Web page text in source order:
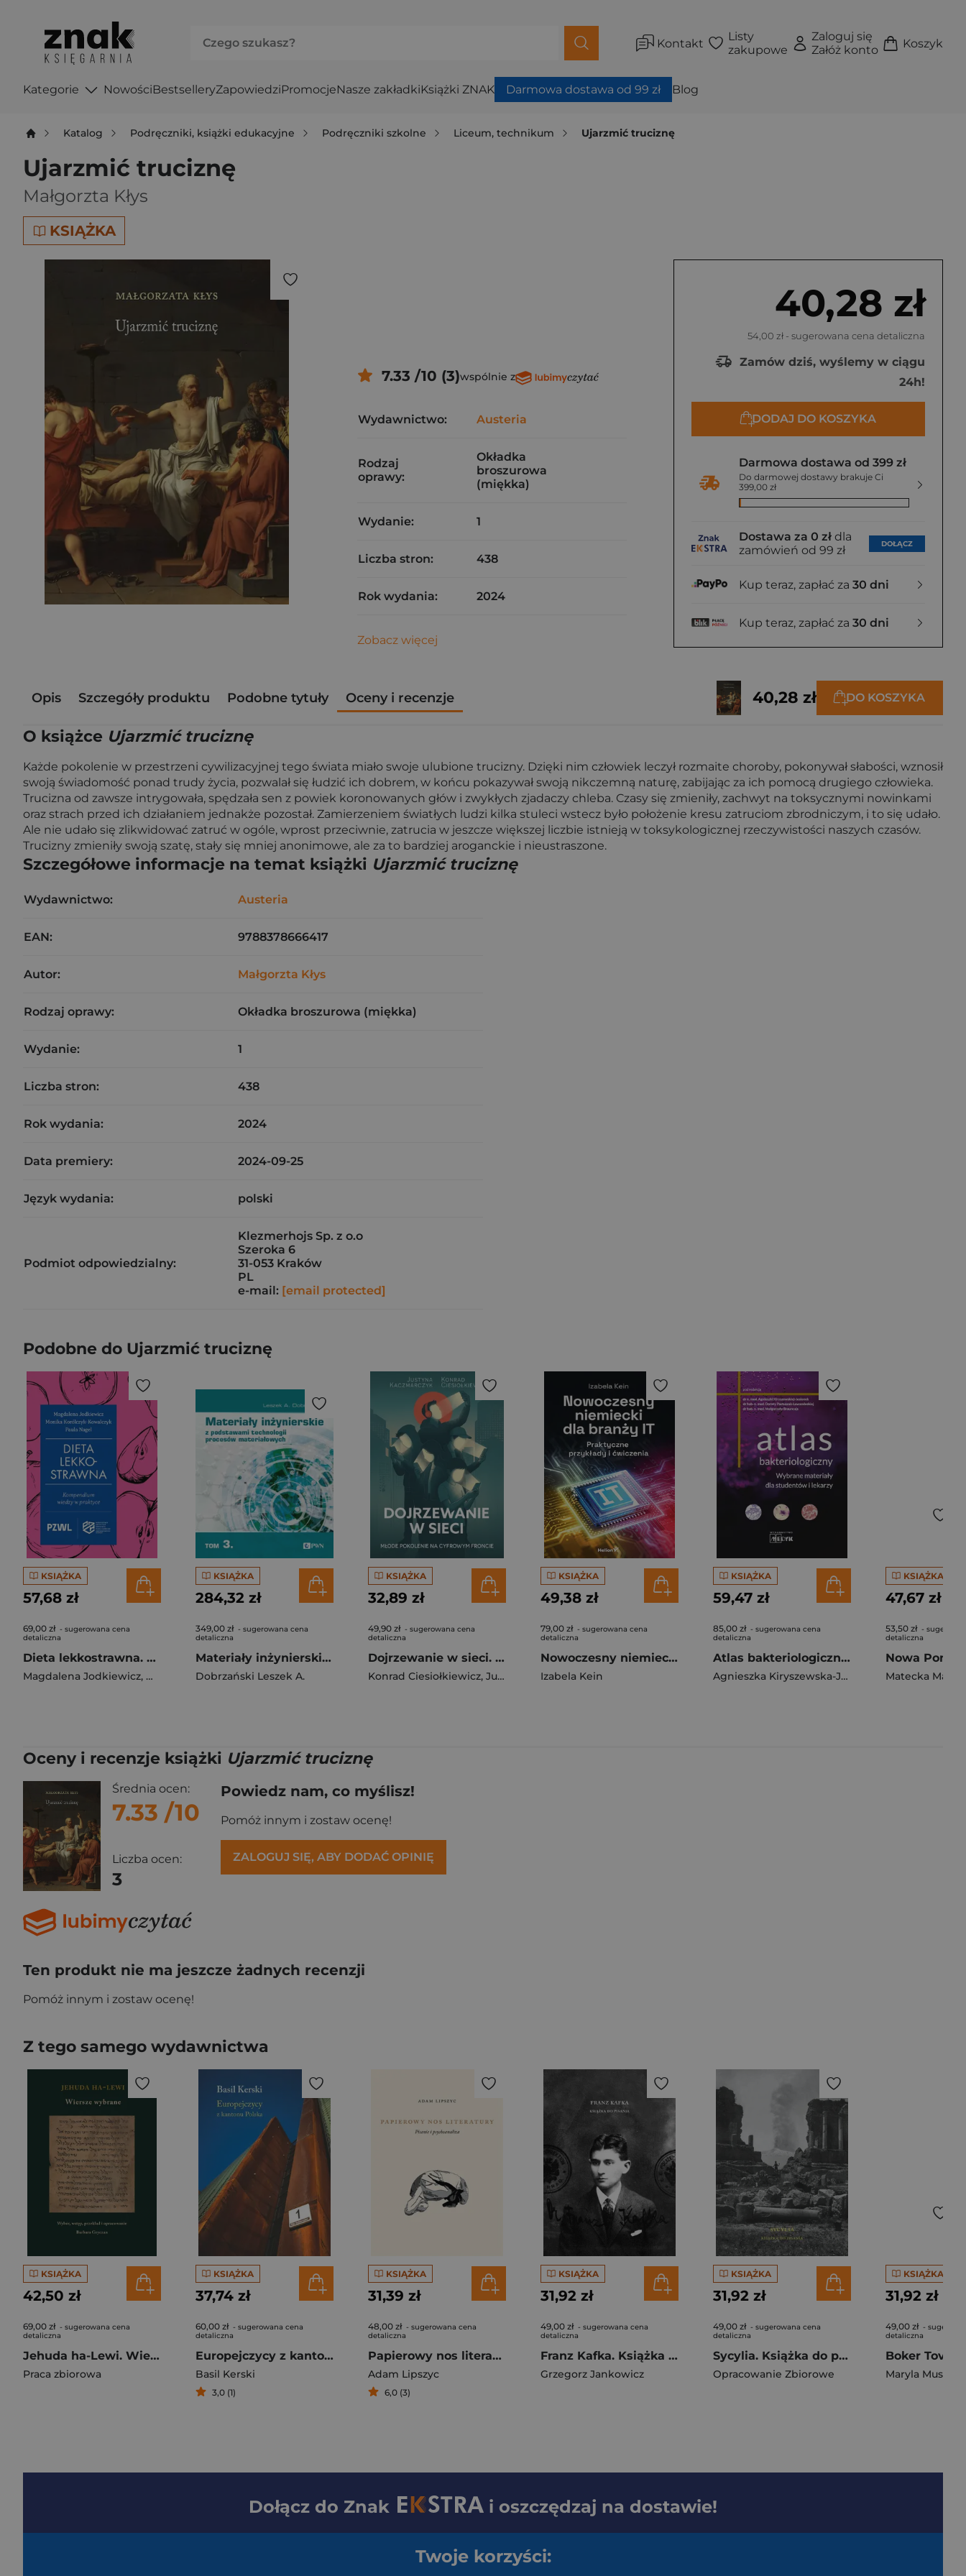
Kontakt
Listy
zakupowe
Zaloguj się
Załóż konto
Koszyk
Kategorie NowościBestselleryZapowiedziPromocjeNasze zakładkiKsiążki ZNAK Darmowa dostawa od 99 zł Blog
Katalog Podręczniki, książki edukacyjne Podręczniki szkolne Liceum, technikum Ujarzmić truciznę
Ujarzmić truciznę
Małgorzta Kłys
KSIĄŻKA
40,28 zł
54,00 zł - sugerowana cena detaliczna
Zamów dziś, wyślemy w ciągu
24h!
DODAJ DO KOSZYKA
Darmowa dostawa od 399 zł
Do darmowej dostawy brakuje Ci
399,00 zł
Dostawa za 0 zł dla
zamówień od 99 zł
DOŁĄCZ
Kup teraz, zapłać za 30 dni
Kup teraz, zapłać za 30 dni
7.33 /10 (3)wspólnie z
Wydawnictwo: Austeria
Rodzaj
oprawy:
Okładka
broszurowa
(miękka)
Wydanie: 1
Liczba stron: 438
Rok wydania: 2024
Zobacz więcej
Opis Szczegóły produktu Podobne tytuły Oceny i recenzje 40,28 zł DO KOSZYKA
O książce Ujarzmić truciznę
Każde pokolenie w przestrzeni cywilizacyjnej tego świata miało swoje ulubione trucizny. Dzięki nim człowiek leczył rozmaite choroby, pokonywał słabości, wznosił
swoją świadomość ponad trudy życia, pozwalał się łudzić ich dobrem, w końcu pokazywał swoją nikczemną naturę, zabijając za ich pomocą drugiego człowieka.
Trucizna od zawsze intrygowała, spędzała sen z powiek koronowanych głów i zwykłych zjadaczy chleba. Czasy się zmieniły, zachwyt na toksycznymi nowinkami
oraz strach przed ich działaniem jednakże pozostał. Zamierzeniem światłych ludzi kilka stuleci wstecz było położenie kresu zatruciom zbrodniczym, i to się udało.
Ale nie udało się zlikwidować zatruć w ogóle, wprost przeciwnie, zatrucia w jeszcze większej liczbie istnieją w toksykologicznej rzeczywistości naszych czasów.
Trucizny zmieniły swoją szatę, stały się mniej anonimowe, ale za to bardziej aroganckie i nieustraszone.
Szczegółowe informacje na temat książki Ujarzmić truciznę
Wydawnictwo: Austeria
EAN: 9788378666417
Autor: Małgorzta Kłys
Rodzaj oprawy: Okładka broszurowa (miękka)
Wydanie: 1
Liczba stron: 438
Rok wydania: 2024
Data premiery: 2024-09-25
Język wydania: polski
Podmiot odpowiedzialny:
Klezmerhojs Sp. z o.o
Szeroka 6
31-053 Kraków
PL
e-mail: [email protected]
Podobne do Ujarzmić truciznę
KSIĄŻKA
57,68 zł
69,00 zł - sugerowana cena
detaliczna
Dieta lekkostrawna. Kompendium wiedzy w praktyce
Magdalena Jodkiewicz, Monika Korólczyk-Kowalczyk ,Paula Nagel
KSIĄŻKA
284,32 zł
349,00 zł - sugerowana cena
detaliczna
Materiały inżynierskie z podstawami technologii procesów materiałowych. Tom 3
Dobrzański Leszek A.
KSIĄŻKA
32,89 zł
49,90 zł - sugerowana cena
detaliczna
Dojrzewanie w sieci. Młode pokolenie na cyfrowym froncie
Konrad Ciesiołkiewicz, Justyna Kaczmarczyk
KSIĄŻKA
49,38 zł
79,00 zł - sugerowana cena
detaliczna
Nowoczesny niemiecki dla branży IT. Praktyczne przykłady i ćwiczenia
Izabela Kein
KSIĄŻKA
59,47 zł
85,00 zł - sugerowana cena
detaliczna
Atlas bakteriologiczny. Wybrane materiały dla studentów i lekarzy
Agnieszka Kiryszewska-Jesionek ,Dorota
KSIĄŻKA
47,67 zł
53,50 zł -
detaliczna
Matecka
Oceny i recenzje książki Ujarzmić truciznę
Średnia ocen:
7.33 /10
Liczba ocen:
3
Powiedz nam, co myślisz!
Pomóż innym i zostaw ocenę!
ZALOGUJ SIĘ, ABY DODAĆ OPINIĘ
Ten produkt nie ma jeszcze żadnych recenzji
Pomóż innym i zostaw ocenę!
Z tego samego wydawnictwa
KSIĄŻKA
42,50 zł
69,00 zł - sugerowana cena
detaliczna
Jehuda ha-Lewi. Wiersze wybrane
Praca zbiorowa
KSIĄŻKA
37,74 zł
60,00 zł - sugerowana cena
detaliczna
Europejczycy z kantonu Polska
Basil Kerski
3,0 (1)
KSIĄŻKA
31,39 zł
48,00 zł - sugerowana cena
detaliczna
Papierowy nos literatury Pisanie i psychoanaliza
Adam Lipszyc
6,0 (3)
KSIĄŻKA
31,92 zł
49,00 zł - sugerowana cena
detaliczna
Franz Kafka. Książka do pisania
Grzegorz Jankowicz
KSIĄŻKA
31,92 zł
49,00 zł - sugerowana cena
detaliczna
Sycylia. Książka do pisania
Opracowanie Zbiorowe
KSIĄŻKA
31,92 zł
49,00 zł -
detaliczna
Maryla
Dołącz do Znak i oszczędzaj na dostawie!
Twoje korzyści: